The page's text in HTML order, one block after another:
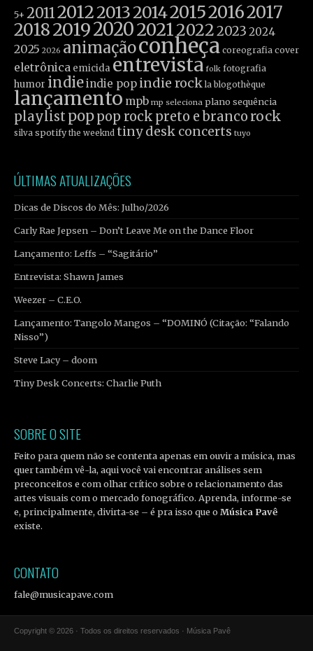
5+ 2011201220132014201520162017
201820192020202120222023 2024
2025 2026 animaçãoconheça coreografia cover
eletrônica emicida entrevista folk fotografia
humor indieindie pop indie rock la blogothèque
lançamento mpb mp seleciona plano sequência
playlist poppop rock preto e branco rock
silva spotify the weeknd tiny desk concerts tuyo
ÚLTIMAS ATUALIZAÇÕES
Dicas de Discos do Mês: Julho/2026
Carly Rae Jepsen – Don’t Leave Me on the Dance Floor
Lançamento: Leffs – “Sagitário”
Entrevista: Shawn James
Weezer – C.E.O.
Lançamento: Tangolo Mangos – “DOMINÓ (Citação: “Falando
Nisso”)
Steve Lacy – doom
Tiny Desk Concerts: Charlie Puth
SOBRE O SITE
Feito para quem não se contenta apenas em ouvir a música, mas
quer também vê-la, aqui você vai encontrar análises sem
preconceitos e com olhar crítico sobre o relacionamento das
artes visuais com o mercado fonográfico. Aprenda, informe-se
e, principalmente, divirta-se – é pra isso que oMúsica Pavê
existe.
CONTATO
fale@musicapave.com
Copyright © 2026 · Todos os direitos reservados · Música Pavê